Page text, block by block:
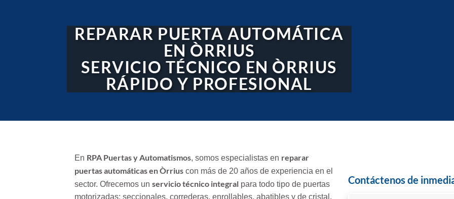
REPARAR PUERTA AUTOMÁTICA
EN ÒRRIUS
SERVICIO TÉCNICO EN ÒRRIUS
RÁPIDO Y PROFESIONAL
En RPA Puertas y Automatismos, somos especialistas en reparar
puertas automáticas en Òrrius con más de 20 años de experiencia en el
sector. Ofrecemos un servicio técnico integral para todo tipo de puertas
motorizadas: seccionales, correderas, enrollables, abatibles y de cristal.
Contáctenos de